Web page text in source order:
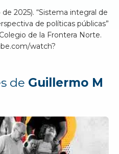
2025). “Sistema integral de
de políticas públicas”
de la Frontera Norte.
watch?
de Guillermo M